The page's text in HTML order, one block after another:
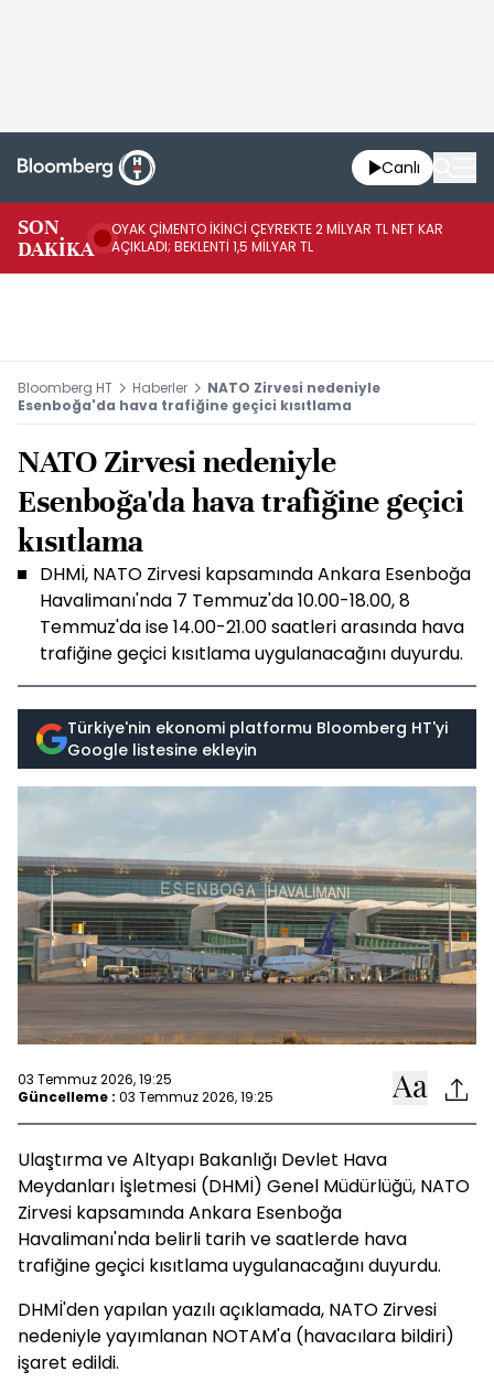
Canlı
SON
DAKİKA
OYAK ÇİMENTO İKİNCİ ÇEYREKTE 2 MİLYAR TL NET KAR
AÇIKLADI; BEKLENTİ 1,5 MİLYAR TL
Bloomberg HT Haberler
NATO Zirvesi nedeniyle
Esenboğa'da hava trafiğine geçici kısıtlama
NATO Zirvesi nedeniyle
Esenboğa'da hava trafiğine geçici
kısıtlama
DHMİ, NATO Zirvesi kapsamında Ankara Esenboğa
Havalimanı'nda 7 Temmuz'da 10.00-18.00, 8
Temmuz'da ise 14.00-21.00 saatleri arasında hava
trafiğine geçici kısıtlama uygulanacağını duyurdu.
Türkiye'nin ekonomi platformu Bloomberg HT'yi
Google listesine ekleyin
03 Temmuz 2026, 19:25
Güncelleme : 03 Temmuz 2026, 19:25
Ulaştırma ve Altyapı Bakanlığı Devlet Hava
Meydanları İşletmesi (DHMİ) Genel Müdürlüğü, NATO
Zirvesi kapsamında Ankara Esenboğa
Havalimanı'nda belirli tarih ve saatlerde hava
trafiğine geçici kısıtlama uygulanacağını duyurdu.
DHMİ'den yapılan yazılı açıklamada, NATO Zirvesi
nedeniyle yayımlanan NOTAM'a (havacılara bildiri)
işaret edildi.